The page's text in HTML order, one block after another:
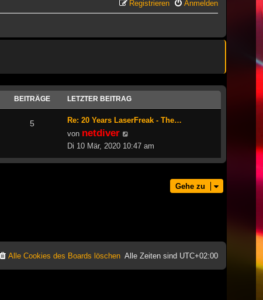
Anmelden
Registrieren
BEITRÄGE LETZTER BEITRAG
5
Re: 20 Years LaserFreak - The…
von netdiver
Beitrag
Di 10 Mär, 2020 10:47 am
Gehe zu
Alle Zeiten sind UTC+02:00
Alle Cookies des Boards löschen